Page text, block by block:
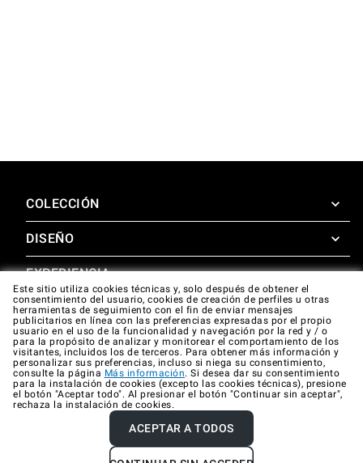
COLECCIÓN
SuperOven
Accesorios
DISEÑO
Design Lounge
Descargas
Galería
EXPERIENCIA
SuperOven Experience
Unox Casa App
APOYO
Garantía
Asistencia técnica
Contactos
Company data Cookie policy
Este sitio utiliza cookies técnicas y, solo después de obtener el
consentimiento del usuario, cookies de creación de perfiles u otras
herramientas de seguimiento con el fin de enviar mensajes
publicitarios en línea con las preferencias expresadas por el propio
usuario en el uso de la funcionalidad y navegación por la red y / o
para la propósito de analizar y monitorear el comportamiento de los
visitantes, incluidos los de terceros. Para obtener más información y
personalizar sus preferencias, incluso si niega su consentimiento,
consulte la página Más información. Si desea dar su consentimiento
para la instalación de cookies (excepto las cookies técnicas), presione
el botón "Aceptar todo". Al presionar el botón "Continuar sin aceptar",
rechaza la instalación de cookies.
ACEPTAR A TODOS